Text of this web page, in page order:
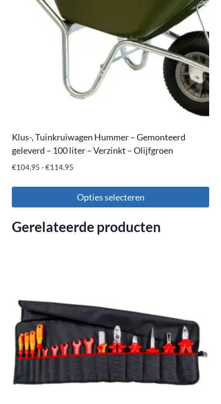
Klus-, Tuinkruiwagen Hummer – Gemonteerd
geleverd – 100 liter – Verzinkt – Olijfgroen
€104,95 -€114,95
Opties selecteren
Gerelateerde producten